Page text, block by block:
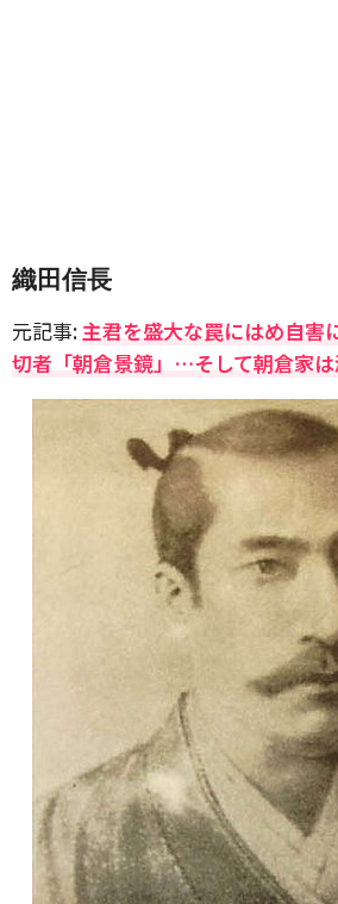
織田信長
元記事:主君を盛大な罠にはめ自害
切者「朝倉景鏡」…そして朝倉家